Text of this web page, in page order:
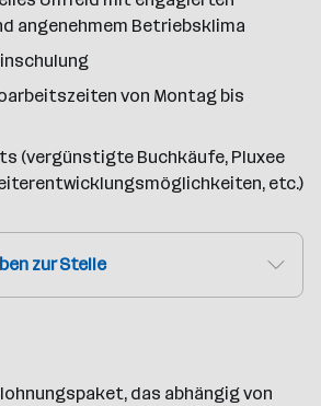
angenehmem Betriebsklima
von Montag bis
(vergünstigte Buchkäufe, Pluxee
etc.)
zur Stelle
das abhängig von